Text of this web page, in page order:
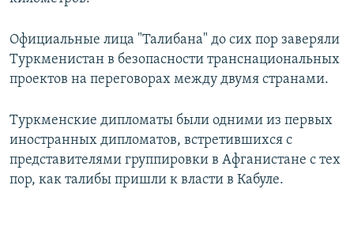
Официальные лица "Талибана" до сих пор заверяли
Туркменистан в безопасности транснациональных
проектов на переговорах между двумя странами.
Туркменские дипломаты были одними из первых
иностранных дипломатов, встретившихся с
представителями группировки в Афганистане с тех
пор, как талибы пришли к власти в Кабуле.